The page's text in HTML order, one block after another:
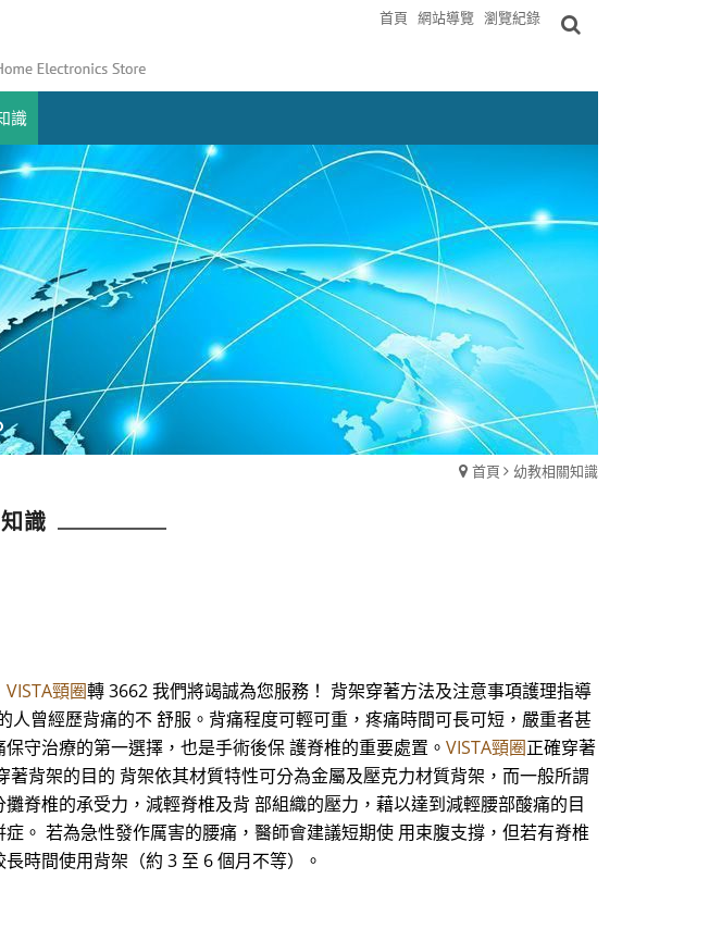
首頁 網站導覽 瀏覽紀錄
識
首頁 幼教相關知識
識
VISTA頸圈轉 3662 我們將竭誠為您服務！ 背架穿著方法及注意事項護理指導
曾經歷背痛的不 舒服。背痛程度可輕可重，疼痛時間可長可短，嚴重者甚
守治療的第一選擇，也是手術後保 護脊椎的重要處置。 VISTA頸圈正確穿著
背架的目的 背架依其材質特性可分為金屬及壓克力材質背架，而一般所謂
脊椎的承受力，減輕脊椎及背 部組織的壓力，藉以達到減輕腰部酸痛的目
。 若為急性發作厲害的腰痛，醫師會建議短期使 用束腹支撐，但若有脊椎
時間使用背架（約 3 至 6 個月不等）。